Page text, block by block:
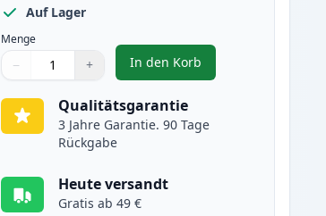
Auf Lager
Menge
Menge
Verwenden Sie die Tasten, um anzupassen
− +
Menge 1
In den Korb
, 2 stück Brother LC223
Qualitätsgarantie
3 Jahre Garantie. 90 Tage
Rückgabe
Heute versandt
Gratis ab 49 €